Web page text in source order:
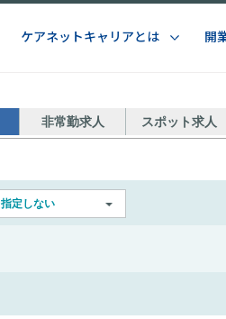
ケアネットキャリアとは 開
非常勤求人 スポット求人
指定しない